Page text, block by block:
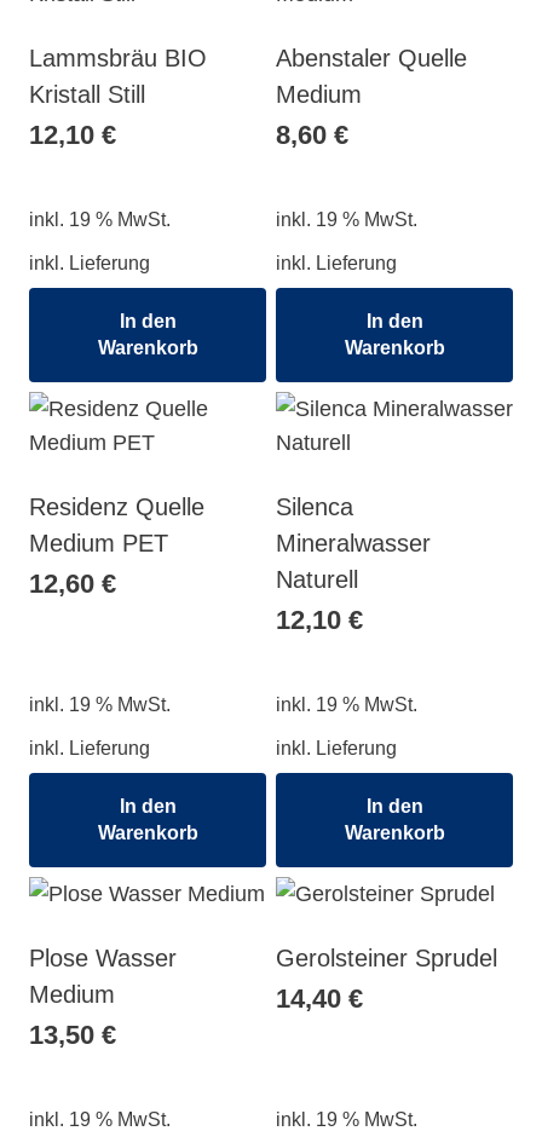
Lammsbräu BIO
Kristall Still
12,10 €
inkl. 19 % MwSt.
inkl. Lieferung
In den
Warenkorb
Abenstaler Quelle
Medium
8,60 €
inkl. 19 % MwSt.
inkl. Lieferung
In den
Warenkorb
Residenz Quelle
Medium PET
12,60 €
inkl. 19 % MwSt.
inkl. Lieferung
In den
Warenkorb
Silenca
Mineralwasser
Naturell
12,10 €
inkl. 19 % MwSt.
inkl. Lieferung
In den
Warenkorb
Plose Wasser
Medium
13,50 €
inkl. 19 % MwSt.
Gerolsteiner Sprudel
14,40 €
inkl. 19 % MwSt.